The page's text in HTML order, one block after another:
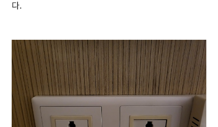
다.